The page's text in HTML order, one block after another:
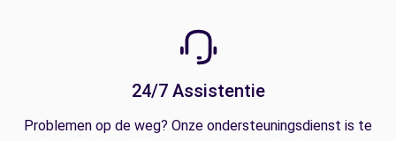
24/7 Assistentie
Problemen op de weg? Onze ondersteuningsdienst is te